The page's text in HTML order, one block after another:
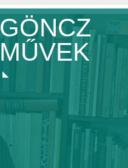
GÖNCZ
MŰVEK